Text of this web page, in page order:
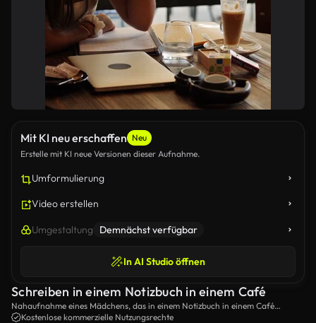
Mit KI neu erschaffen Neu
Erstelle mit KI neue Versionen dieser Aufnahme.
Umformulierung
Video erstellen
Umgestaltung Demnächst verfügbar
In AI Studio öffnen
Schreiben in einem Notizbuch in einem Café
Nahaufnahme eines Mädchens, das in einem Notizbuch in einem Café
schreibt.
Kostenlose kommerzielle Nutzungsrechte